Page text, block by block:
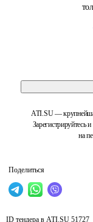
ATI.SU —
Зарегистрируйтесь
на
Поделиться
ID тендера в ATI.SU 51727